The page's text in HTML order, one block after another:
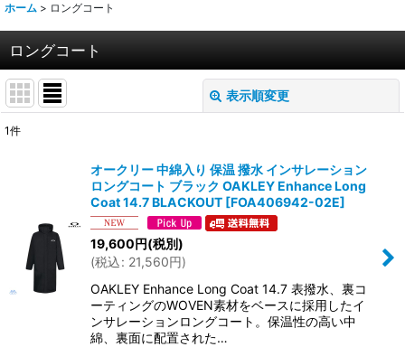
ホーム > ロングコート
ロングコート
表示順変更
絞り込む
1件
オークリー 中綿入り 保温 撥水 インサレーション
ロングコート ブラック OAKLEY Enhance Long
Coat 14.7 BLACKOUT [FOA406942-02E]
19,600円(税別)
(税込: 21,560円)
OAKLEY Enhance Long Coat 14.7 表撥水、裏コ
ーティングのWOVEN素材をベースに採用したイ
ンサレーションロングコート。保温性の高い中
綿、裏面に配置された…